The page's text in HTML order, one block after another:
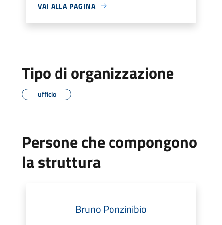
VAI ALLA PAGINA
Tipo di organizzazione
ufficio
Persone che compongono
la struttura
Bruno Ponzinibio